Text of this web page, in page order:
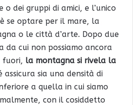
o dei gruppi di amici, e l’unico
se optare per il mare, la
o le città d’arte. Dopo due
da cui non possiamo ancora
fuori, la montagna si rivela la
assicura sia una densità di
a quella in cui siamo
con il cosiddetto